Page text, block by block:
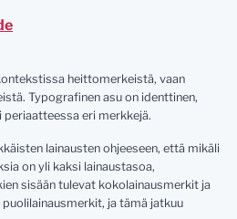
heittomerkeistä, vaan
Typografinen asu on identtinen,
eri merkkejä.
lainausten ohjeeseen, että mikäli
on yli kaksi lainaustasoa,
sisään tulevat kokolainausmerkit ja
puolilainausmerkit, ja tämä jatkuu